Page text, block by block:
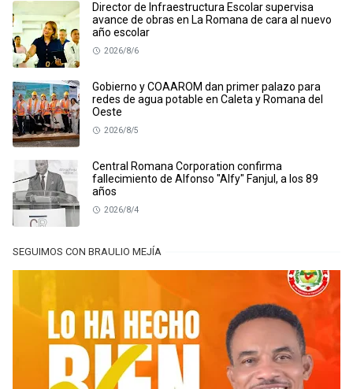
Director de Infraestructura Escolar supervisa
avance de obras en La Romana de cara al nuevo
año escolar
2026/8/6
Gobierno y COAAROM dan primer palazo para
redes de agua potable en Caleta y Romana del
Oeste
2026/8/5
Central Romana Corporation confirma
fallecimiento de Alfonso "Alfy" Fanjul, a los 89
años
2026/8/4
SEGUIMOS CON BRAULIO MEJÍA